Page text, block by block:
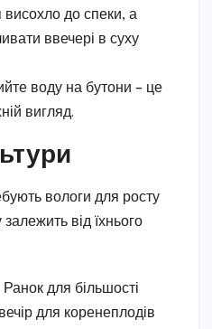
до спеки, а
ввечері в суху
воду на бутони – це
вигляд.
вологи для росту
від їхнього
Ранок для більшості
для коренеплодів